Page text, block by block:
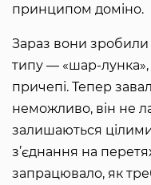
принципом доміно.
Зараз вони
типу — «шар-
причепі. Тепер
неможливо, він не
залишаються
з’єднання на
запрацювало, як